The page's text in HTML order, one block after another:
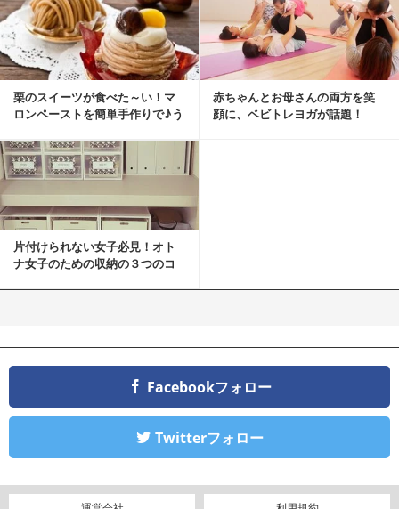
栗のスイーツが食べた～い！マ
ロンペーストを簡単手作りで♪う
赤ちゃんとお母さんの両方を笑
顔に、ベビトレヨガが話題！
片付けられない女子必見！オト
ナ女子のための収納の３つのコ
Facebookフォロー
Twitterフォロー